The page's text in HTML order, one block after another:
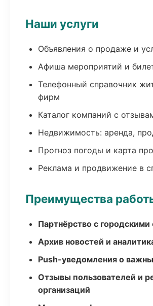
Наши услуги
Объявления о продаже и
Афиша мероприятий и
Телефонный справочник
фирм
Каталог компаний с
Недвижимость: аренда,
Прогноз погоды и карта
Реклама и продвижение в
Преимущества
Партнёрство с
Архив новостей и
Push-уведомления о
Отзывы пользователей и
организаций